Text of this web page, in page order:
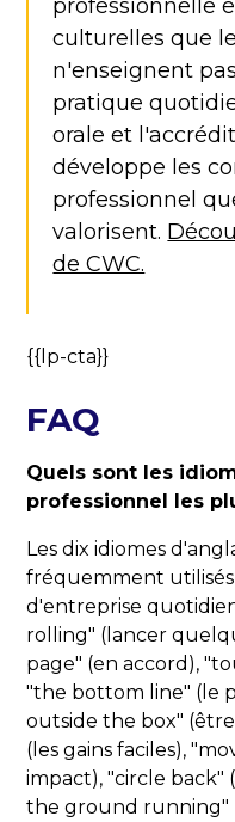
professionnelle
culturelles que
n'enseignent
pratique
orale et
développe les
professionnel
valorisent.
de CWC.
{{lp-cta}}
FAQ
Quels sont les
professionnel les
Les dix idiomes
fréquemment
d'entreprise
rolling" (lancer
page" (en accord),
"the bottom line" (le
outside the box"
(les gains faciles),
impact), "circle back"
the ground running"